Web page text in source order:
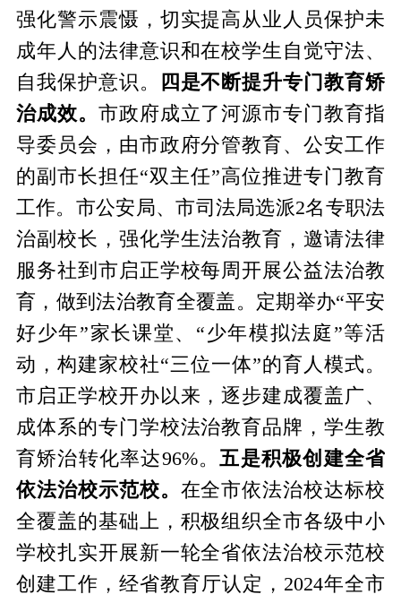
强化警示震慑，切实提高从业人员保护未
成年人的法律意识和在校学生自觉守法、
自我保护意识。
四是不断提升专门教育矫
治成效。 市政府成立了河源市专门教育指
导委员会，由市政府分管教育、公安工作
的副市长担任“双主任”高位推进专门教育
工作。市公安局、市司法局选派2名专职法
治副校长，强化学生法治教育，邀请法律
服务社到市启正学校每周开展公益法治教
育，做到法治教育全覆盖。定期举办“平安
好少年”家长课堂、“少年模拟法庭”等活
动，构建家校社“三位一体”的育人模式。
市启正学校开办以来，逐步建成覆盖广、
成体系的专门学校法治教育品牌，学生教
育矫治转化率达96%。五是积极创建全省
依法治校示范校。 在全市依法治校达标校
全覆盖的基础上，积极组织全市各级中小
学校扎实开展新一轮全省依法治校示范校
创建工作，经省教育厅认定，2024年全市